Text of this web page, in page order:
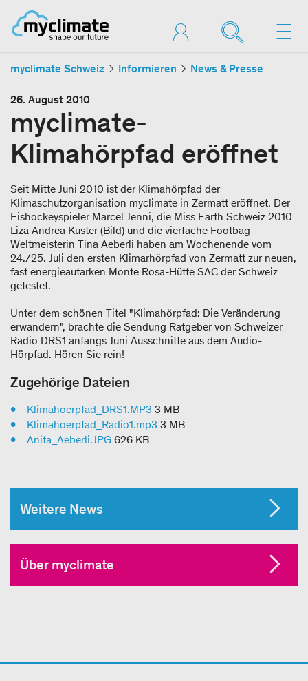
myclimate Schweiz Informieren News & Presse
26. August 2010
myclimate-
Klimahörpfad eröffnet
Seit Mitte Juni 2010 ist der Klimahörpfad der
Klimaschutzorganisation myclimate in Zermatt eröffnet. Der
Eishockeyspieler Marcel Jenni, die Miss Earth Schweiz 2010
Liza Andrea Kuster (Bild) und die vierfache Footbag
Weltmeisterin Tina Aeberli haben am Wochenende vom
24./25. Juli den ersten Klimarhörpfad von Zermatt zur neuen,
fast energieautarken Monte Rosa-Hütte SAC der Schweiz
getestet.
Unter dem schönen Titel "Klimahörpfad: Die Veränderung
erwandern", brachte die Sendung Ratgeber von Schweizer
Radio DRS1 anfangs Juni Ausschnitte aus dem Audio-
Hörpfad. Hören Sie rein!
Zugehörige Dateien
Klimahoerpfad_DRS1.MP3 3 MB
Klimahoerpfad_Radio1.mp3 3 MB
Anita_Aeberli.JPG 626 KB
Weitere News
Über myclimate